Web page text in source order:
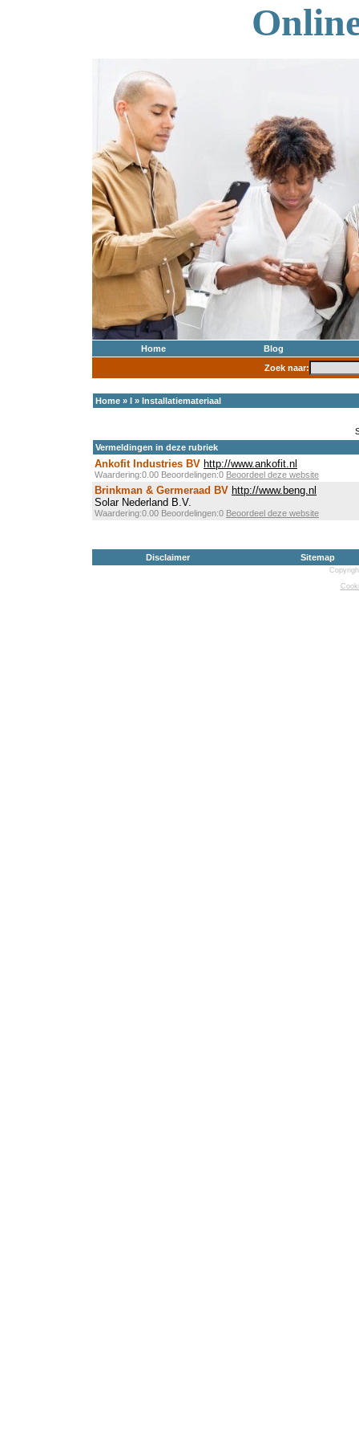
Home
Blog
Zoek naar:
Home » I » Installatiemateriaal
Vermeldingen in deze rubriek
Ankofit Industries BV http://www.ankofit.nl
Waardering:0.00 Beoordelingen:0 Beoordeel deze website
Brinkman & Germeraad BV http://www.beng.nl
Solar Nederland B.V.
Waardering:0.00 Beoordelingen:0 Beoordeel deze website
Disclaimer Sitemap